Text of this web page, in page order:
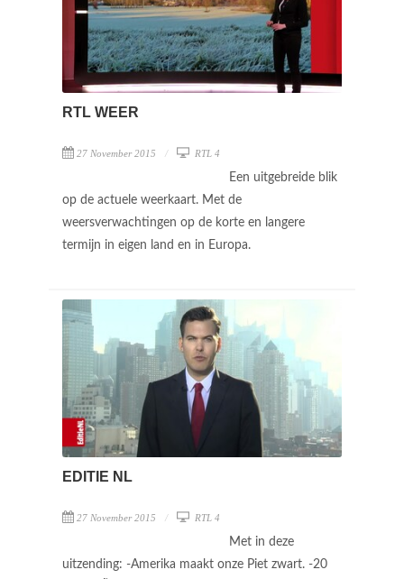
RTL WEER
27 November 2015 RTL 4
Een uitgebreide blik
op de actuele weerkaart. Met de
weersverwachtingen op de korte en langere
termijn in eigen land en in Europa.
EDITIE NL
27 November 2015 RTL 4
Met in deze
uitzending: -Amerika maakt onze Piet zwart. -20